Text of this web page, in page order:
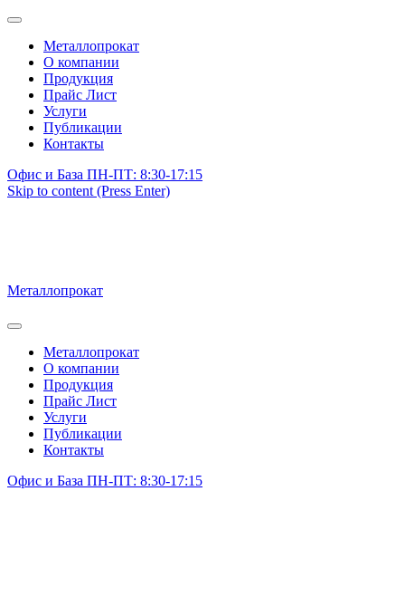
Металлопрокат
О компании
Продукция
Прайс Лист
Услуги
Публикации
Контакты
Офис и База ПН-ПТ: 8:30-17:15
Skip to content (Press Enter)
Металлопрокат
Металлопрокат
О компании
Продукция
Прайс Лист
Услуги
Публикации
Контакты
Офис и База ПН-ПТ: 8:30-17:15